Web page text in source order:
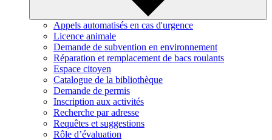
Appels automatisés en cas d'urgence
Licence animale
Demande de subvention en environnement
Réparation et remplacement de bacs roulants
Espace citoyen
Catalogue de la bibliothèque
Demande de permis
Inscription aux activités
Recherche par adresse
Requêtes et suggestions
Rôle d’évaluation